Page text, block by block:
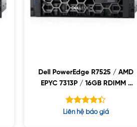
Dell PowerEdge R7525 / AMD
EPYC 7313P / 16GB RDIMM /
2x480GB SSD / PW 1400W
Được xếp
Liên hệ báo giá